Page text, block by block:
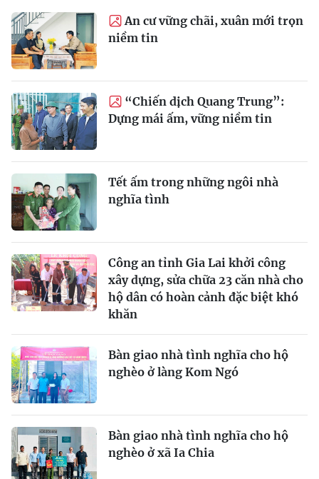
An cư vững chãi, xuân mới trọn
niềm tin
“Chiến dịch Quang Trung”:
Dựng mái ấm, vững niềm tin
Tết ấm trong những ngôi nhà
nghĩa tình
Công an tỉnh Gia Lai khởi công
xây dựng, sửa chữa 23 căn nhà cho
hộ dân có hoàn cảnh đặc biệt khó
khăn
Bàn giao nhà tình nghĩa cho hộ
nghèo ở làng Kom Ngó
Bàn giao nhà tình nghĩa cho hộ
nghèo ở xã Ia Chia